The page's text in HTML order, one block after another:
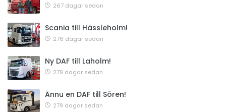
267 dagar sedan
Scania till Hässleholm!
276 dagar sedan
Ny DAF till Laholm!
279 dagar sedan
Ännu en DAF till Sören!
279 dagar sedan